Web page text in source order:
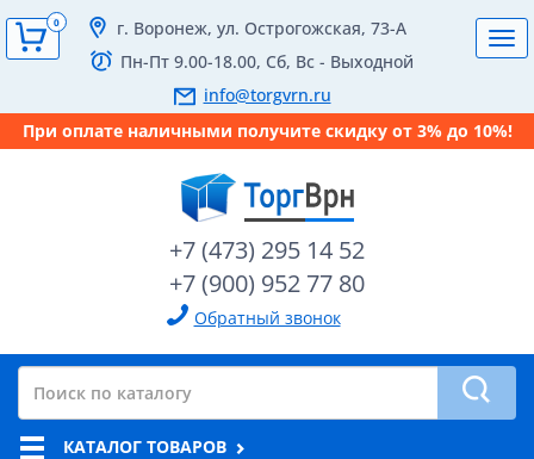
г. Воронеж, ул. Острогожская, 73-А
Пн-Пт 9.00-18.00, Сб, Вс - Выходной
info@torgvrn.ru
При оплате наличными получите скидку от 3% до 10%!
+7 (473) 295 14 52
+7 (900) 952 77 80
Обратный звонок
0
КАТАЛОГ ТОВАРОВ